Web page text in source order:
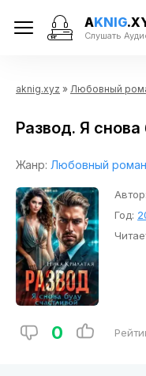
AKNIG
Слушать
aknig.xyz » Любовный
Развод. Я
Жанр: Любовный роман
Автор:
Год:
0